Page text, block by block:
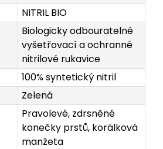
NITRIL BIO
Biologicky odbouratelné
vyšetřovací a ochranné
nitrilové rukavice
100% syntetický nitril
Zelená
Pravolevé, zdrsněné
konečky prstů, korálková
manžeta